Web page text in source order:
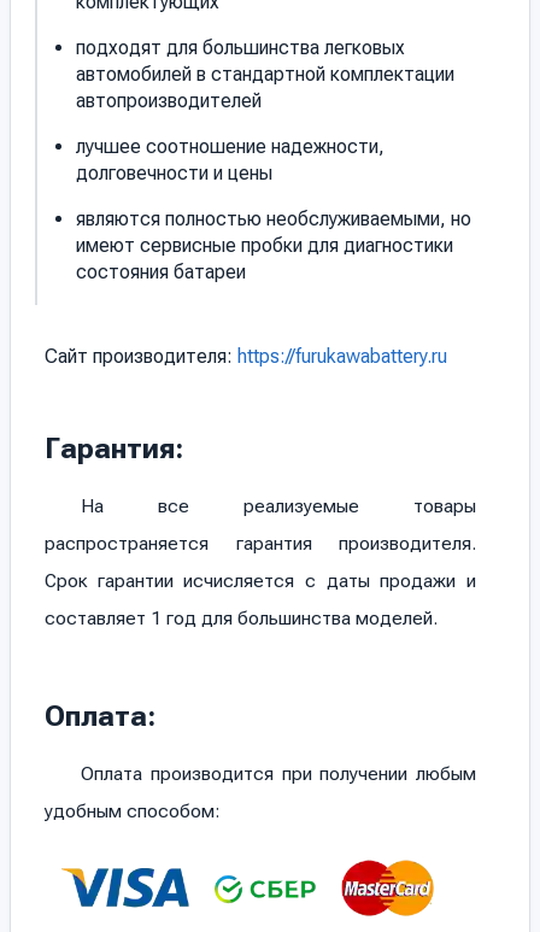
подходят для большинства легковых
автомобилей в стандартной комплектации
автопроизводителей
лучшее соотношение надежности,
долговечности и цены
являются полностью необслуживаемыми, но
имеют сервисные пробки для диагностики
состояния батареи
Сайт производителя: https://furukawabattery.ru
Гарантия:
На все реализуемые товары
распространяется гарантия производителя.
Срок гарантии исчисляется с даты продажи и
составляет 1 год для большинства моделей.
Оплата:
Оплата производится при получении любым
удобным способом: